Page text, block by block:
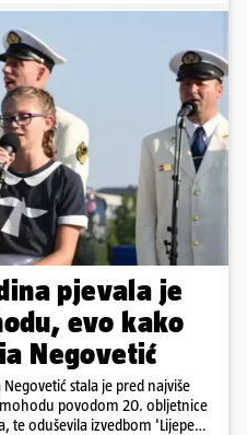
pjevala je
evo kako
Negovetić
stala je pred najviše
povodom 20. obljetnice
te oduševila izvedbom 'Lijepe